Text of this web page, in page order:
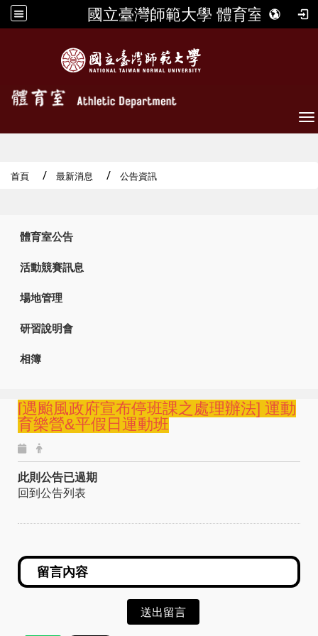
國立臺灣師範大學 體育室
首頁 最新消息 公告資訊
體育室公告
活動競賽訊息
場地管理
研習說明會
相簿
[遇颱風政府宣布停班課之處理辦法] 運動
育樂營&平假日運動班
此則公告已過期
回到公告列表
送出留言